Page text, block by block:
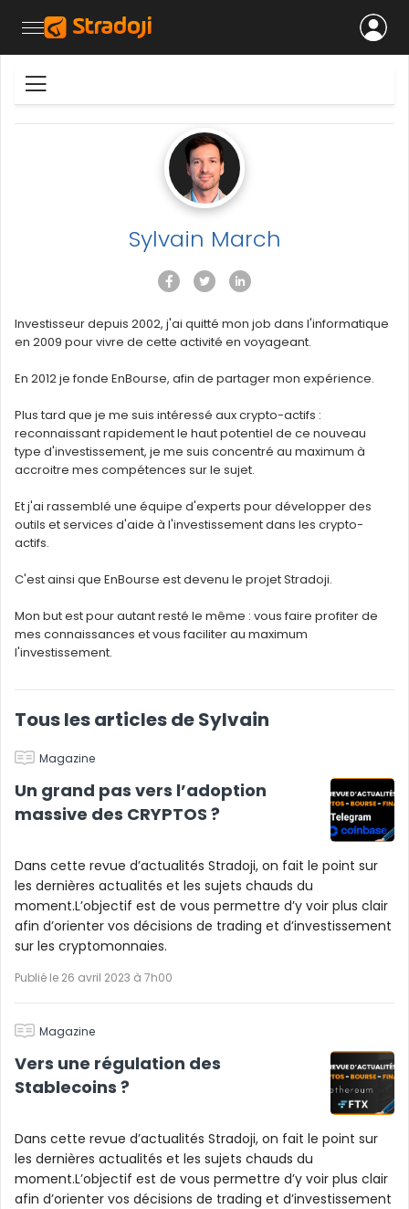
Sylvain March
Investisseur depuis 2002, j'ai quitté mon job dans l'informatique
en 2009 pour vivre de cette activité en voyageant.
En 2012 je fonde EnBourse, afin de partager mon expérience.
Plus tard que je me suis intéressé aux crypto-actifs :
reconnaissant rapidement le haut potentiel de ce nouveau
type d'investissement, je me suis concentré au maximum à
accroitre mes compétences sur le sujet.
Et j'ai rassemblé une équipe d'experts pour développer des
outils et services d'aide à l'investissement dans les crypto-
actifs.
C'est ainsi que EnBourse est devenu le projet Stradoji.
Mon but est pour autant resté le même : vous faire profiter de
mes connaissances et vous faciliter au maximum
l'investissement.
Tous les articles de Sylvain
Magazine
Un grand pas vers l’adoption
massive des CRYPTOS ?
Dans cette revue d’actualités Stradoji, on fait le point sur
les dernières actualités et les sujets chauds du
moment.L’objectif est de vous permettre d’y voir plus clair
afin d’orienter vos décisions de trading et d’investissement
sur les cryptomonnaies.
Publié le 26 avril 2023 à 7h00
Magazine
Vers une régulation des
Stablecoins ?
Dans cette revue d’actualités Stradoji, on fait le point sur
les dernières actualités et les sujets chauds du
moment.L’objectif est de vous permettre d’y voir plus clair
afin d’orienter vos décisions de trading et d’investissement